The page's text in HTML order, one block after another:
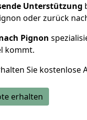
Unterstützung
oder zurück
Pignon
kommt.
Sie kostenlose
erhalten